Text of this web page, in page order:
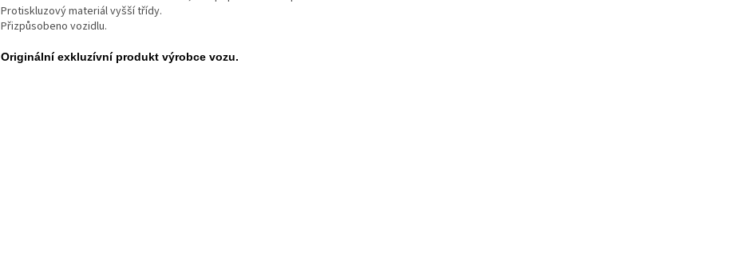
Protiskluzový materiál vyšší třídy.
Přizpůsobeno vozidlu.
Originální exkluzívní produkt výrobce vozu.